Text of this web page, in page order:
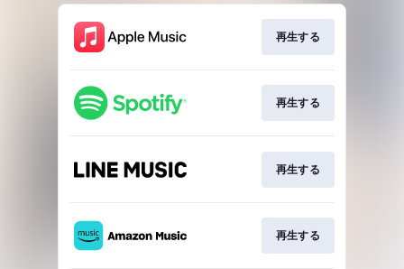
再生する
再生する
再生する
再生する